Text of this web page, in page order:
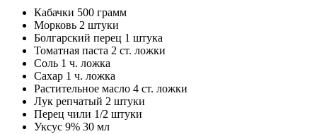
Кабачки 500 грамм
Морковь 2 штуки
Болгарский перец 1 штука
Томатная паста 2 ст. ложки
Соль 1 ч. ложка
Сахар 1 ч. ложка
Растительное масло 4 ст. ложки
Лук репчатый 2 штуки
Перец чили 1/2 штуки
Уксус 9% 30 мл